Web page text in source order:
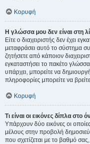
Κορυφή
Η γλώσσα μου δεν είναι στη
Είτε ο διαχειριστής δεν έχει
μεταφράσει αυτό το σύστημα
ζητήσετε από κάποιον
εγκαταστήσει το πακέτο
υπάρχει, μπορείτε να
πληροφορίες μπορείτε να
Κορυφή
Τι είναι οι εικόνες δίπλα στο
Υπάρχουν δύο εικόνες οι
μέλους στην προβολή
που σχετίζεται με το βαθμό